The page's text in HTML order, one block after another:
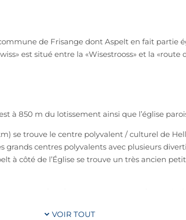
de Frisange dont Aspelt en fait partie
est situé entre la «Wisestrooss» et la «route
à 850 m du lotissement ainsi que l’église
se trouve le centre polyvalent / culturel de
grands centres polyvalents avec plusieurs
à côté de l’Église se trouve un très ancien
dans la commune comme le tennis
par les Red Boys Aspelt. Un superbe
VOIR TOUT